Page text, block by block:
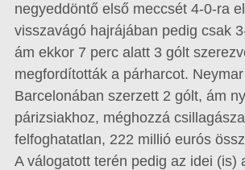
negyeddöntő első meccsét 4-0-ra
visszavágó hajrájában pedig csak
ám ekkor 7 perc alatt 3 gólt
megfordították a párharcot.
Barcelonában szerzett 2 gólt, ám
párizsiakhoz, méghozzá
felfoghatatlan, 222 millió eurós
A válogatott terén pedig az idei (is)